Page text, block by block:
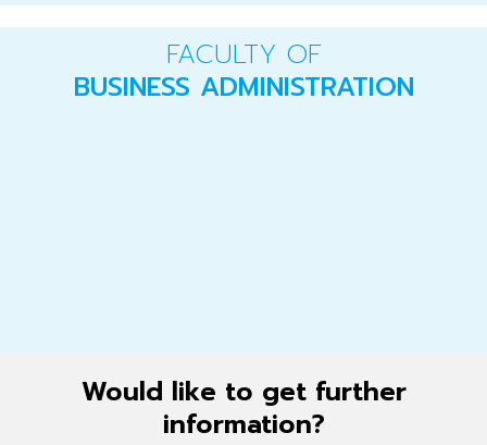
FACULTY OF
BUSINESS ADMINISTRATION
Would like to get further
information?